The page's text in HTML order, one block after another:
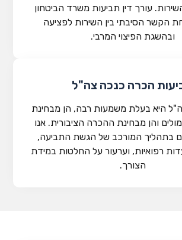
עורך דין תביעות משרד הביטחון
הקשר הסיבתי בין השירות לפציעה
ובהשגת הפיצוי המרבי.
הכרה כנכה צה"ל
היא בעלת משמעות רבה, הן מבחינת
והן מבחינת ההכרה הציבורית. אנו
בתהליך המורכב של הגשת התביעה,
רפואיות, וערעור על החלטות במידת
הצורך.